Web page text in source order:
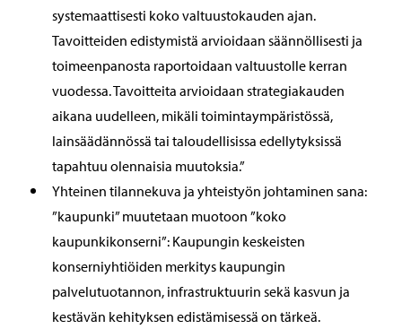
systemaattisesti koko valtuustokauden ajan.
Tavoitteiden edistymistä arvioidaan säännöllisesti ja
toimeenpanosta raportoidaan valtuustolle kerran
vuodessa. Tavoitteita arvioidaan strategiakauden
aikana uudelleen, mikäli toimintaympäristössä,
lainsäädännössä tai taloudellisissa edellytyksissä
tapahtuu olennaisia muutoksia.”
Yhteinen tilannekuva ja yhteistyön johtaminen sana:
”kaupunki” muutetaan muotoon ”koko
kaupunkikonserni”: Kaupungin keskeisten
konserniyhtiöiden merkitys kaupungin
palvelutuotannon, infrastruktuurin sekä kasvun ja
kestävän kehityksen edistämisessä on tärkeä.